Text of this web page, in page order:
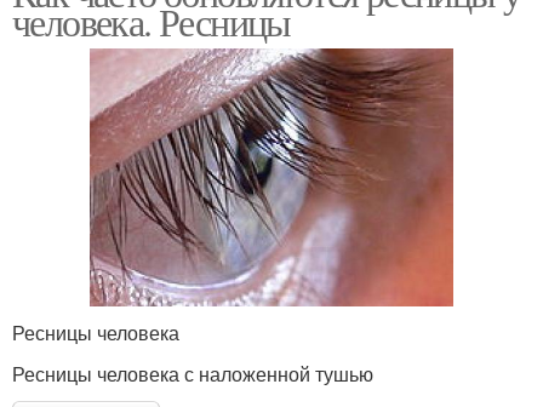
человека. Ресницы
Ресницы человека
Ресницы человека с наложенной тушью